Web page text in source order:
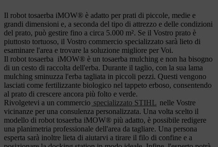
Il robot tosaerba iMOW® è adatto per prati di piccole, medie e
grandi dimensioni e, a seconda del tipo di attrezzo e delle condizioni
del prato, può gestire fino a circa 5.000 m². Se il Vostro prato è
piuttosto tortuoso, il Vostro commercio specializzato sarà lieto di
esaminare l'area e trovare la soluzione migliore per Voi.
Il robot tosaerba iMOW® è un tosaerba mulching e non ha bisogno
di un cesto di raccolta dell'erba. Durante il taglio, con la sua lama
mulching sminuzza l'erba tagliata in piccoli pezzi. Questi vengono
lasciati come fertilizzante biologico nel tappeto erboso, consentendo
al prato di crescere ancora più folto e verde.
Rivolgetevi a un commercio specializzato STIHL nelle Vostre
vicinanze per una consulenza personalizzata. Una volta scelto il
modello di robot tosaerba iMOW® più adatto, è possibile redigere
una planimetria professionale dell'area da tagliare. Una persona
esperta sarà inoltre lieta di aiutarvi a tirare il filo di confine e a